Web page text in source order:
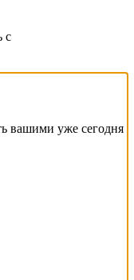
с
вашими уже сегодня